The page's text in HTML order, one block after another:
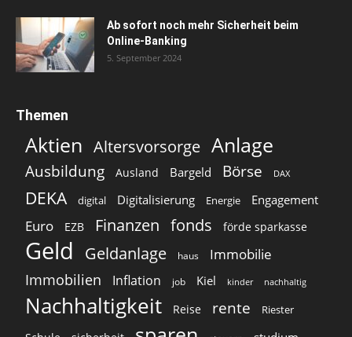
Ab sofort noch mehr Sicherheit beim
Online-Banking
5. September 2024
Themen
Aktien Altersvorsorge Anlage
Ausbildung Ausland Bargeld Börse DAX
DEKA digital Digitalisierung Energie Engagement
Euro EZB Finanzen fonds förde sparkasse
Geld Geldanlage haus Immobilie
Immobilien Inflation job Kiel kinder nachhaltig
Nachhaltigkeit Reise rente Riester